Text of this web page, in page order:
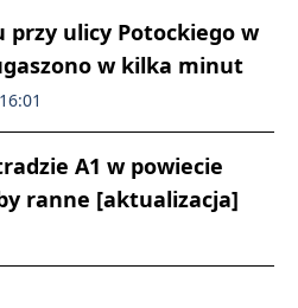
przy ulicy Potockiego w
w kilka minut
A1 w powiecie
ranne [aktualizacja]